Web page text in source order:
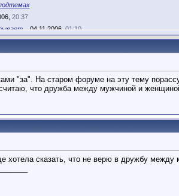
20:37
04.11.2006, 01:10
04.11.2006,10:55
"за". На старом форуме на эту тему
что дружба между мужчиной и
хотела сказать, что не верю в дружбу между